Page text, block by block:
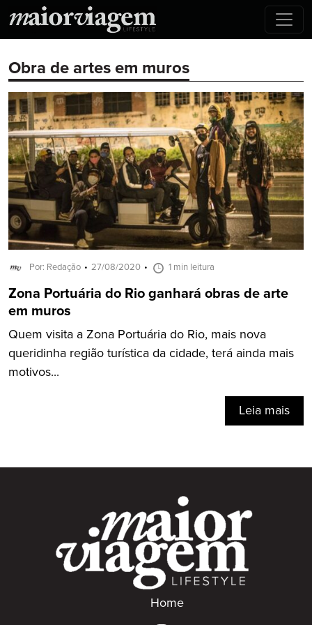
Obra de artes em muros
Por: Redação 27/08/2020 1 min leitura
Zona Portuária do Rio ganhará obras de arte
em muros
Quem visita a Zona Portuária do Rio, mais nova
queridinha região turística da cidade, terá ainda mais
motivos...
Leia mais
Home